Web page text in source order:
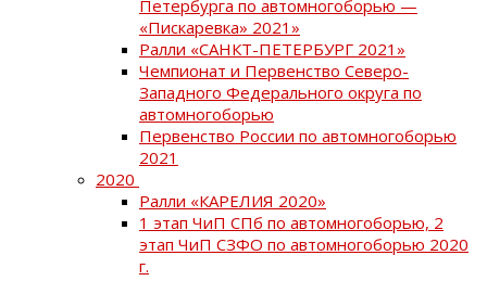
Петербурга по автомногоборью —
«Пискаревка» 2021»
Ралли «САНКТ-ПЕТЕРБУРГ 2021»
Чемпионат и Первенство Северо-
Западного Федерального округа по
автомногоборью
Первенство России по автомногоборью
2021
2020
Ралли «КАРЕЛИЯ 2020»
1 этап ЧиП СПб по автомногоборью, 2
этап ЧиП СЗФО по автомногоборью 2020
г.